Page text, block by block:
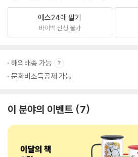
예스24에 팔기
바이백 신청 불가
해외배송 가능
문화비소득공제 가능
이 분야의 이벤트 7